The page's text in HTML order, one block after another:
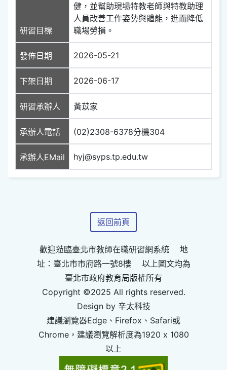
研習目標
健，並幫助現場特教老師與特教助理
人員改善工作姿勢與體能，進而降低
職場勞損。
發佈日期 2026-05-21
下架日期 2026-06-17
研習承辦人 黃苡家
承辦人電話 (02)2308-6378分機304
承辦人EMail hyj@syps.tp.edu.tw
返回前頁
歡迎蒞臨臺北市教師在職研習網系統 地
址：臺北市市府路一號8樓 以上圖文均為
臺北市政府教育局版權所有
Copyright ©2025 All rights reserved.
Design by 辛太科技
建議瀏覽器Edge、Firefox、Safari或
Chrome，建議瀏覽解析度為1920 x 1080
以上